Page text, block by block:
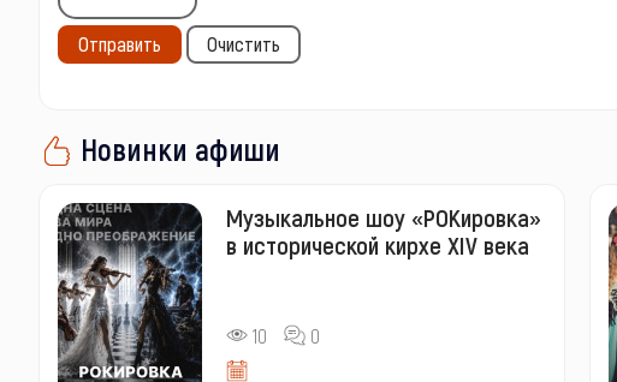
Отправить Очистить
Новинки афиши
Музыкальное шоу «РОКировка»
в исторической кирхе XIV века
10 0